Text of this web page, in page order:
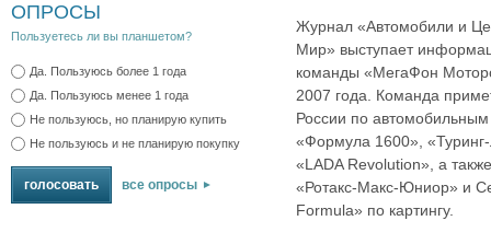
ОПРОСЫ
Пользуетесь ли вы планшетом?
Да. Пользуюсь более 1 года
Да. Пользуюсь менее 1 года
Не пользуюсь, но планирую купить
Не пользуюсь и не планирую покупку
все опросы
Журнал «Автомобили и
Мир» выступает
команды «МегаФон
2007 года. Команда
России по
«Формула 1600»,
«LADA Revolution», а
«Ротакс-Макс-Юниор» и
Formula» по картингу.